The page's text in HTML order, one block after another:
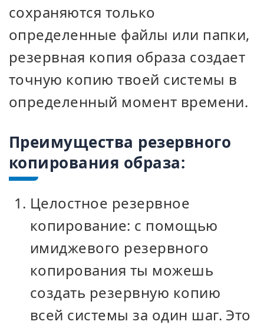
сохраняются только
определенные файлы или папки,
резервная копия образа создает
точную копию твоей системы в
определенный момент времени.
Преимущества резервного
копирования образа:
Целостное резервное
копирование: с помощью
имиджевого резервного
копирования ты можешь
создать резервную копию
всей системы за один шаг. Это